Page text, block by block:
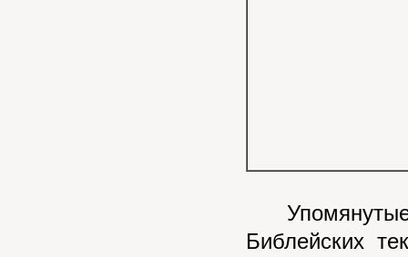
Упомянутые
Библейских